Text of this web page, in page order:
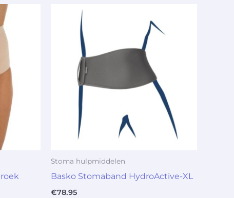
Stoma hulpmiddelen
Basko Stomaband HydroActive-XL
€78.95